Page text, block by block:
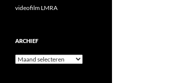
videofilm LMRA
ARCHIEF
Archief